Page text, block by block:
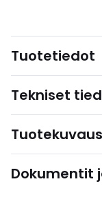
Tuotetiedot
Tekniset
Tuotekuvaus
Dokumentit